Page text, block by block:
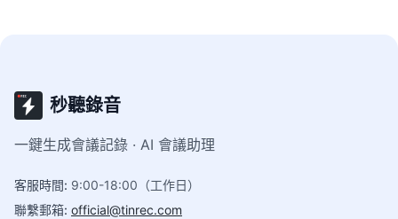
秒聽錄音
一鍵生成會議記錄 · AI 會議助理
客服時間: 9:00-18:00（工作日）
聯繫郵箱: official@tinrec.com